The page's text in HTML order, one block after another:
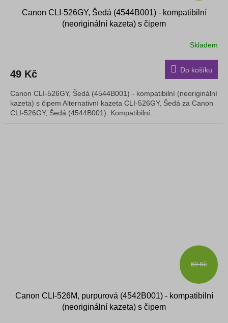
Canon CLI-526GY, Šedá (4544B001) - kompatibilní
(neoriginální kazeta) s čipem
Skladem
49 Kč Do košíku
Canon CLI-526GY, Šedá (4544B001) - kompatibilní (neoriginální
kazeta) s čipem Alternativní kazeta CLI-526GY, Šedá za Canon
CLI-526GY, Šedá (4544B001). Kompatibilní...
69 Kč
Canon CLI-526M, purpurová (4542B001) - kompatibilní
(neoriginální kazeta) s čipem